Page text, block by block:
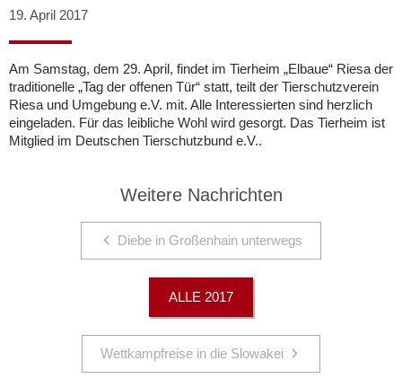
19. April 2017
Am Samstag, dem 29. April, findet im Tierheim „Elbaue“ Riesa der
traditionelle „Tag der offenen Tür“ statt, teilt der Tierschutzverein
Riesa und Umgebung e.V. mit. Alle Interessierten sind herzlich
eingeladen. Für das leibliche Wohl wird gesorgt. Das Tierheim ist
Mitglied im Deutschen Tierschutzbund e.V..
Weitere Nachrichten
Diebe in Großenhain unterwegs
ALLE 2017
Wettkampfreise in die Slowakei